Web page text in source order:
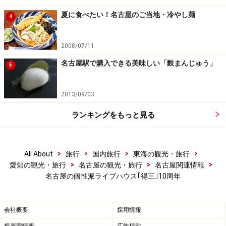
4 夏に食べたい！名古屋のご当地・冷やし麺
2008/07/11
5 名古屋駅で購入できる美味しい「麩まんじゅう」
2013/09/03
ランキングをもっと見る
All About > 旅行 > 国内旅行 > 東海の観光・旅行
>
愛知の観光・旅行
> 名古屋の観光・旅行 > 名古屋関連情報
>
名古屋の個性派ライブハウス｢得三｣10周年
会社概要 採用情報